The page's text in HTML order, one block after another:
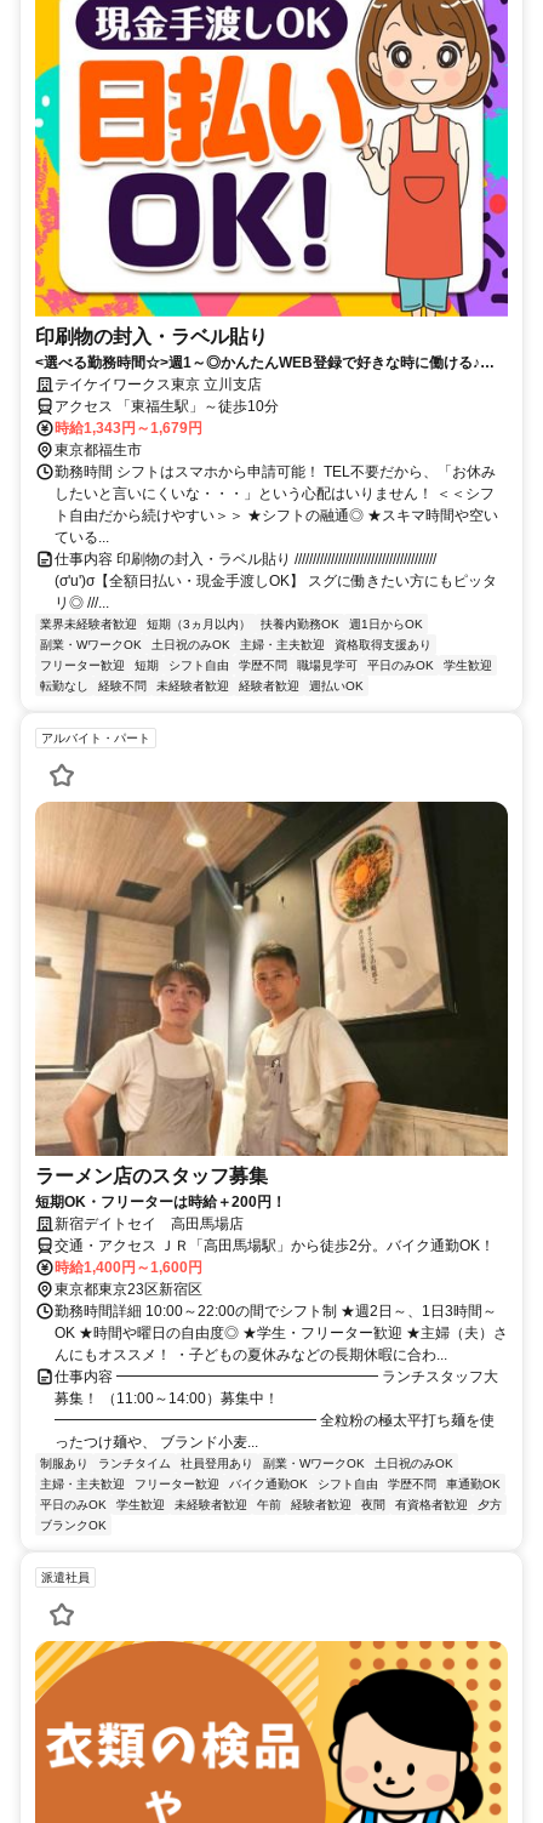
印刷物の封入・ラベル貼り
<選べる勤務時間☆>週1～◎かんたんWEB登録で好きな時に働ける♪お
友達との応募歓迎！日払いOK！
テイケイワークス東京 立川支店
アクセス 「東福生駅」～徒歩10分
時給1,343円～1,679円
東京都福生市
勤務時間 シフトはスマホから申請可能！ TEL不要だから、「お休み
したいと言いにくいな・・・」という心配はいりません！ ＜＜シフ
ト自由だから続けやすい＞＞ ★シフトの融通◎ ★スキマ時間や空い
ている...
仕事内容 印刷物の封入・ラベル貼り ///////////////////////////////////////
(σ'u')σ【全額日払い・現金手渡しOK】 スグに働きたい方にもピッタ
リ◎ ///...
業界未経験者歓迎 短期（3ヵ月以内） 扶養内勤務OK
週1日からOK
副業・WワークOK
土日祝のみOK 主婦・主夫歓迎
資格取得支援あり
フリーター歓迎
短期 シフト自由 学歴不問 職場見学可 平日のみOK
学生歓迎
転勤なし
経験不問 未経験者歓迎 経験者歓迎 週払いOK
アルバイト・パート
ラーメン店のスタッフ募集
短期OK・フリーターは時給＋200円！
新宿デイトセイ 高田馬場店
交通・アクセス ＪＲ「高田馬場駅」から徒歩2分。バイク通勤OK！
時給1,400円～1,600円
東京都東京23区新宿区
勤務時間詳細 10:00～22:00の間でシフト制 ★週2日～、1日3時間～
OK ★時間や曜日の自由度◎ ★学生・フリーター歓迎 ★主婦（夫）さ
んにもオススメ！ ・子どもの夏休みなどの長期休暇に合わ...
仕事内容 ━━━━━━━━━━━━━━━━━━ ランチスタッフ大
募集！ （11:00～14:00）募集中！
━━━━━━━━━━━━━━━━━━ 全粒粉の極太平打ち麺を使
ったつけ麺や、 ブランド小麦...
制服あり ランチタイム 社員登用あり 副業・WワークOK
土日祝のみOK
主婦・主夫歓迎
フリーター歓迎 バイク通勤OK シフト自由 学歴不問
車通勤OK
平日のみOK
学生歓迎 未経験者歓迎 午前 経験者歓迎 夜間 有資格者歓迎
夕方
ブランクOK
派遣社員